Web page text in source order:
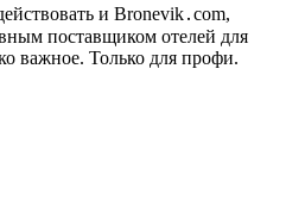
и Bronevik․com,
поставщиком отелей для
важное. Только для профи.